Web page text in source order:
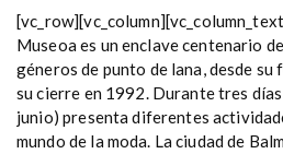
Museoa es un enclave centenario
géneros de punto de lana, desde
su cierre en 1992. Durante tres
junio) presenta diferentes
mundo de la moda. La ciudad de